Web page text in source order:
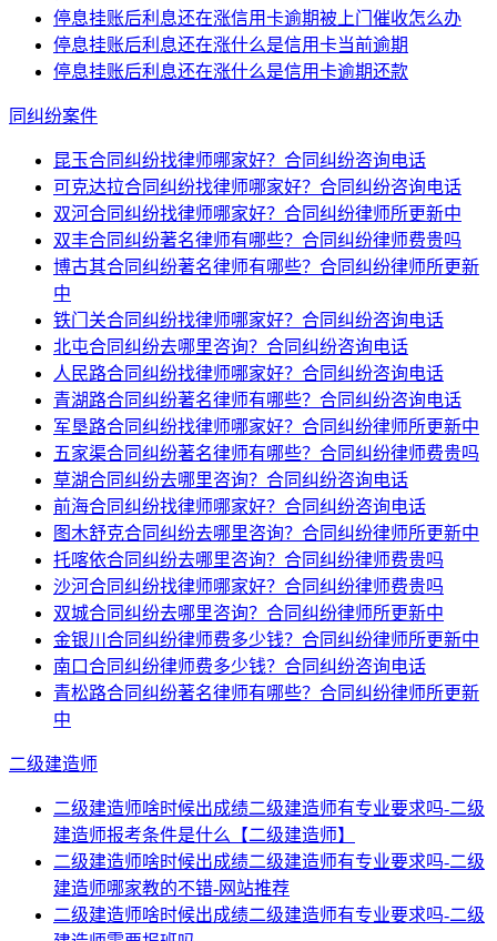
停息挂账后利息还在涨信用卡逾期被上门催收怎么办
停息挂账后利息还在涨什么是信用卡当前逾期
停息挂账后利息还在涨什么是信用卡逾期还款
同纠纷案件
昆玉合同纠纷找律师哪家好？合同纠纷咨询电话
可克达拉合同纠纷找律师哪家好？合同纠纷咨询电话
双河合同纠纷找律师哪家好？合同纠纷律师所更新中
双丰合同纠纷著名律师有哪些？合同纠纷律师费贵吗
博古其合同纠纷著名律师有哪些？合同纠纷律师所更新
中
铁门关合同纠纷找律师哪家好？合同纠纷咨询电话
北屯合同纠纷去哪里咨询？合同纠纷咨询电话
人民路合同纠纷找律师哪家好？合同纠纷咨询电话
青湖路合同纠纷著名律师有哪些？合同纠纷咨询电话
军垦路合同纠纷找律师哪家好？合同纠纷律师所更新中
五家渠合同纠纷著名律师有哪些？合同纠纷律师费贵吗
草湖合同纠纷去哪里咨询？合同纠纷咨询电话
前海合同纠纷找律师哪家好？合同纠纷咨询电话
图木舒克合同纠纷去哪里咨询？合同纠纷律师所更新中
托喀依合同纠纷去哪里咨询？合同纠纷律师费贵吗
沙河合同纠纷找律师哪家好？合同纠纷律师费贵吗
双城合同纠纷去哪里咨询？合同纠纷律师所更新中
金银川合同纠纷律师费多少钱？合同纠纷律师所更新中
南口合同纠纷律师费多少钱？合同纠纷咨询电话
青松路合同纠纷著名律师有哪些？合同纠纷律师所更新
中
二级建造师
二级建造师啥时候出成绩二级建造师有专业要求吗-二级
建造师报考条件是什么【二级建造师】
二级建造师啥时候出成绩二级建造师有专业要求吗-二级
建造师哪家教的不错-网站推荐
二级建造师啥时候出成绩二级建造师有专业要求吗-二级